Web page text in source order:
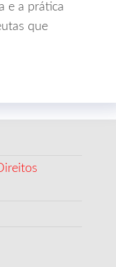
e a prática
que